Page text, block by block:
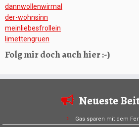
dannwollenwirmal
der-wohnsinn
meinliebesfrollein
limettengruen
Folg mir doch auch hier :-)
Neueste
Gas sparen mit dem